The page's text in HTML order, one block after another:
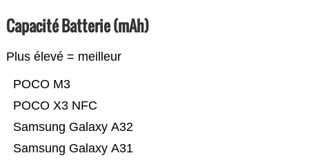
Capacité Batterie (mAh)
Plus élevé = meilleur
Samsung Galaxy A31
Samsung Galaxy A32
POCO X3 NFC
POCO M3